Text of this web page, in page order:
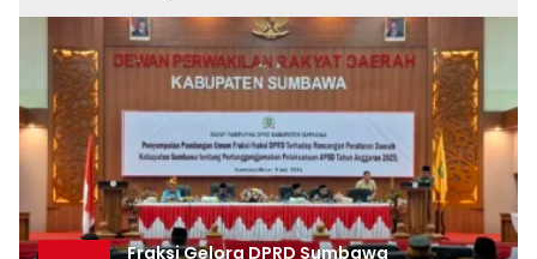
Fraksi Gelora DPRD Sumbawa